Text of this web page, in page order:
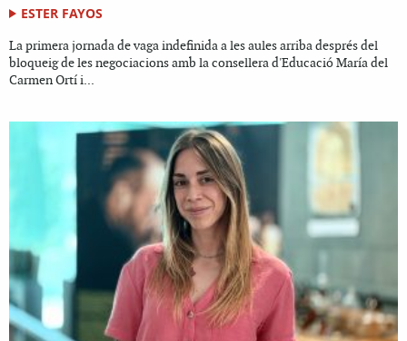
ESTER FAYOS
La primera jornada de vaga indefinida a les aules arriba després del
bloqueig de les negociacions amb la consellera d'Educació María del
Carmen Ortí i...